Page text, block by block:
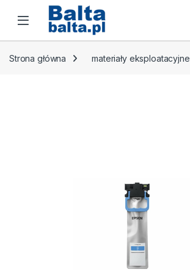
Skip to navigation
Skip to content
Open
Strona główna materiały eksploatacyjne